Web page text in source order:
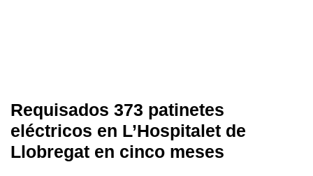
Requisados 373 patinetes
eléctricos en L’Hospitalet de
Llobregat en cinco meses